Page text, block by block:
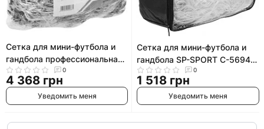
Сетка для мини-футбола и
гандбола профессиональная
SP-PLANETA Элит SO-5288
2x3x0,6м 2шт
0
4 368 грн
Уведомить меня
Сетка для мини-футбола и
гандбола SP-SPORT C-5694
2x3x1м 2шт
0
1 518 грн
Уведомить меня